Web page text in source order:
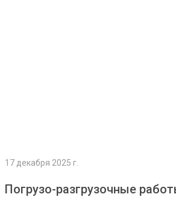
17 декабря 2025 г.
Погрузо-разгрузочные